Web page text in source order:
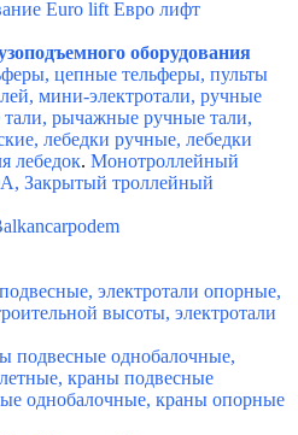
оборудования
цепные тельферы, пульты
мини-электротали, ручные
рычажные ручные тали,
лебедки ручные, лебедки
лебедок. Монотроллейный
Закрытый троллейный
электротали опорные,
высоты, электротали
подвесные однобалочные,
краны подвесные
однобалочные, краны опорные